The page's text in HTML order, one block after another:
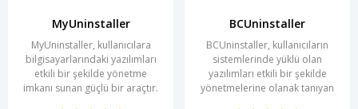
MyUninstaller
MyUninstaller, kullanıcılara
bilgisayarlarındaki yazılımları
etkili bir şekilde yönetme
imkanı sunan güçlü bir araçtır.
BCUninstaller
BCUninstaller, kullanıcıların
sistemlerinde yüklü olan
yazılımları etkili bir şekilde
yönetmelerine olanak tanıyan